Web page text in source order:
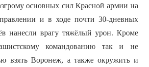
основных сил Красной армии на
и в ходе почти 30-дневных
нанесли врагу тяжёлый урон. Кроме
командованию так и не
взять Воронеж, а также окружить и